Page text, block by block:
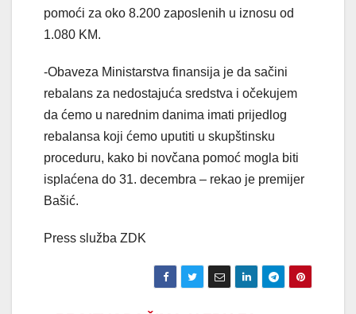
pomoći za oko 8.200 zaposlenih u iznosu od
1.080 KM.
-Obaveza Ministarstva finansija je da sačini
rebalans za nedostajuća sredstva i očekujem
da ćemo u narednim danima imati prijedlog
rebalansa koji ćemo uputiti u skupštinsku
proceduru, kako bi novčana pomoć mogla biti
isplaćena do 31. decembra – rekao je premijer
Bašić.
Press služba ZDK